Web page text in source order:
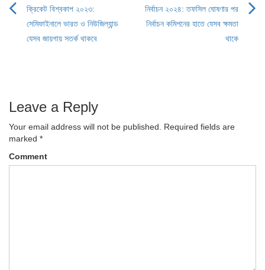
Post
navigation
ক্রিকেট বিশ্বকাপ ২০২৩:
সেমিফাইনালে ভারত ও নিউজিল্যান্ড
যেসব জায়গায় সতর্ক থাকবে
নির্বাচন ২০২৪: তফসিল ঘোষণার পর
নির্বাচন কমিশনের হাতে যেসব ক্ষমতা
থাকে
Leave a Reply
Your email address will not be published.
Required fields are
marked *
Comment